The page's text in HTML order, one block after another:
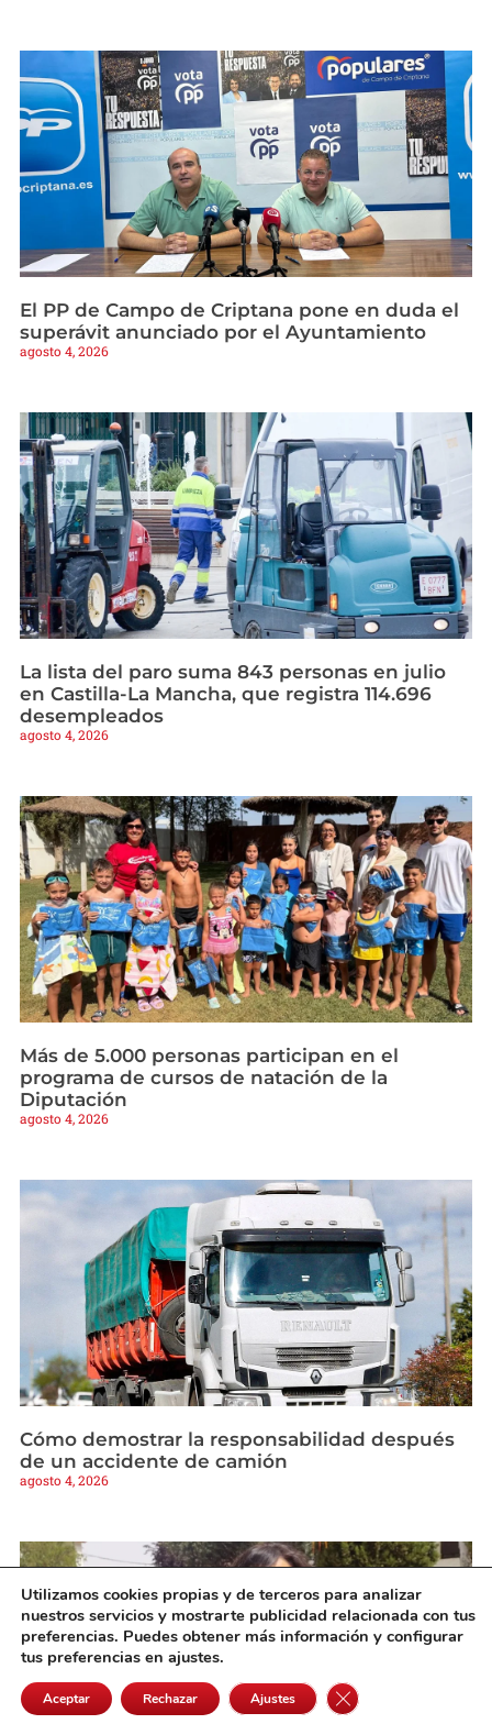
El PP de Campo de Criptana pone en duda el
superávit anunciado por el Ayuntamiento
agosto 4, 2026
La lista del paro suma 843 personas en julio
en Castilla-La Mancha, que registra 114.696
desempleados
agosto 4, 2026
Más de 5.000 personas participan en el
programa de cursos de natación de la
Diputación
agosto 4, 2026
Cómo demostrar la responsabilidad después
de un accidente de camión
agosto 4, 2026
Utilizamos cookies propias y de terceros para analizar
nuestros servicios y mostrarte publicidad relacionada con tus
preferencias. Puedes obtener más información y configurar
tus preferencias en ajustes.
Aceptar Rechazar Ajustes Cerrar el banner de